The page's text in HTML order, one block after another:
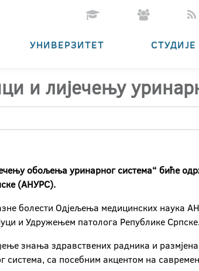
УНИВЕРЗИТЕТ СТУДИЈЕ
и лијечењу
обољења уринарног система“ биће
(АНУРС).
болести Одјељења медицинских наука
и Удружењем патолога Републике Српске.
знања здравствених радника и
са посебним акцентом на